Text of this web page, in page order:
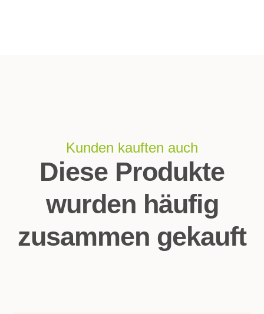
Kunden kauften auch
Diese Produkte
wurden häufig
zusammen gekauft